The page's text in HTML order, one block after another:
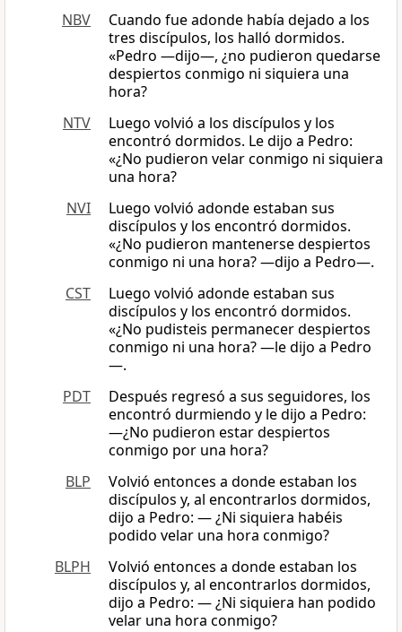
NBV
Cuando fue adonde había dejado a los
tres discípulos, los halló dormidos.
«Pedro —dijo—, ¿no pudieron quedarse
despiertos conmigo ni siquiera una
hora?
NTV
Luego volvió a los discípulos y los
encontró dormidos. Le dijo a Pedro:
«¿No pudieron velar conmigo ni siquiera
una hora?
NVI
Luego volvió adonde estaban sus
discípulos y los encontró dormidos.
«¿No pudieron mantenerse despiertos
conmigo ni una hora? —dijo a Pedro—.
CST
Luego volvió adonde estaban sus
discípulos y los encontró dormidos.
«¿No pudisteis permanecer despiertos
conmigo ni una hora? —le dijo a Pedro
—.
PDT
Después regresó a sus seguidores, los
encontró durmiendo y le dijo a Pedro:
—¿No pudieron estar despiertos
conmigo por una hora?
BLP
Volvió entonces a donde estaban los
discípulos y, al encontrarlos dormidos,
dijo a Pedro: — ¿Ni siquiera habéis
podido velar una hora conmigo?
BLPH
Volvió entonces a donde estaban los
discípulos y, al encontrarlos dormidos,
dijo a Pedro: — ¿Ni siquiera han podido
velar una hora conmigo?